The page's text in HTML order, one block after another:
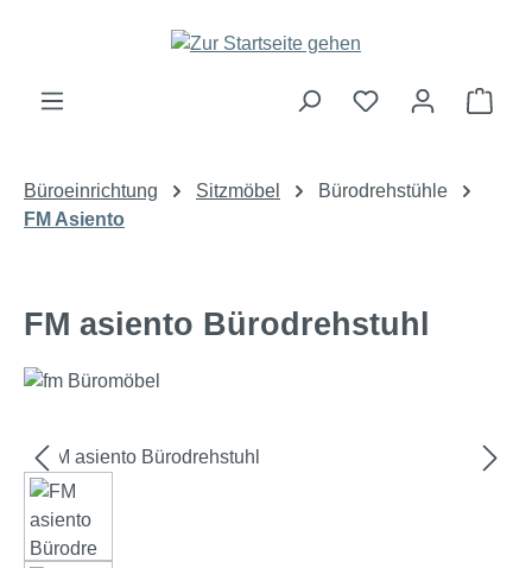
Zum Hauptinhalt springen
Büroeinrichtung Sitzmöbel
Bürodrehstühle
FM Asiento
FM asiento Bürodrehstuhl
Bildergalerie überspringen